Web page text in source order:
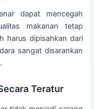
dapat mencegah
makanan tetap
harus dipisahkan dari
sangat disarankan
Teratur